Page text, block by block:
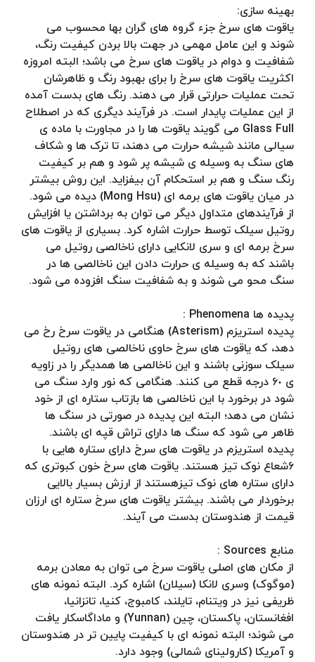
بهینه سازی:
یاقوت های سرخ جزء گروه های گران بها محسوب می
شوند و این عامل مهمی در جهت بالا بردن کیفیت رنگ،
شفافیت و دوام در یاقوت های سرخ می باشد؛ البته امروزه
اکثریت یاقوت های سرخ را برای بهبود رنگ و ظاهرشان
تحت عملیات حرارتی قرار می دهند. رنگ های بدست آمده
از این عملیات پایدار است. در فرآیند دیگری که در اصطلاح
Glass Full می گویند یاقوت ها را در مجاورت با ماده ی
سیالی مانند شیشه حرارت می دهند، تا ترک ها و شکاف
های سنگ به وسیله ی شیشه پر شود و هم بر کیفیت
رنگ سنگ و هم بر استحکام آن بیفزاید. این روش بیشتر
در میان یاقوت های برمه ای (Mong Hsu) دیده می شود.
از فرآیندهای متداول دیگر می توان به برداشتن یا افزایش
روتیل سیلک توسط حرارت اشاره کرد. بسیاری از یاقوت های
سرخ برمه ای و سری لانکایی دارای ناخالصی روتیل می
باشند که به وسیله ی حرارت دادن این ناخالصی ها در
سنگ محو می شوند و به شفافیت سنگ افزوده می شود.
پدیده ها Phenomena :
پدیده استریزم (Asterism) هنگامی در یاقوت سرخ رخ می
دهد، که یاقوت های سرخ حاوی ناخالصی های روتیل
سیلک سوزنی باشند و این ناخالصی ها همدیگر را در زاویه
ی ۶٠ درجه قطع می کنند. هنگامی که نور وارد سنگ می
شود در برخورد با این ناخالصی ها بازتاب ستاره ای از خود
نشان می دهد؛ البته این پدیده در صورتی در سنگ ها
ظاهر می شود که سنگ ها دارای تراش قپه ای باشند.
پدیده استریزم در یاقوت های سرخ دارای ستاره هایی با
۶شعاع نوک تیز هستند. یاقوت های سرخ خون کبوتری که
دارای ستاره های نوک تیزهستند از ارزش بسیار بالایی
برخوردار می باشند. بیشتر یاقوت های سرخ ستاره ای ارزان
قیمت از هندوستان بدست می آیند.
منابع Sources :
از مکان های اصلی یاقوت سرخ می توان به معادن برمه
(موگوک) وسری لانکا (سیلان) اشاره کرد. البته نمونه های
ظریفی نیز در ویتنام، تایلند، کامبوج، کنیا، تانزانیا،
افغانستان، پاکستان، چین (Yunnan) و ماداگاسکار یافت
می شوند؛ البته نمونه ای با کیفیت پایین تر در هندوستان
و آمریکا (کارولینای شمالی) وجود دارد.